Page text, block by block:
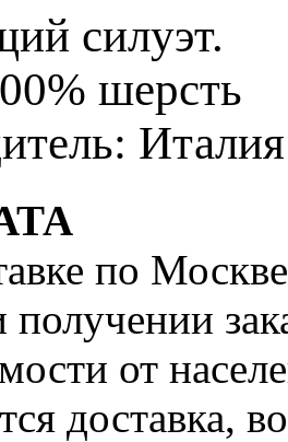
силуэт.
шерсть
Италия
по
получении
от
доставка,